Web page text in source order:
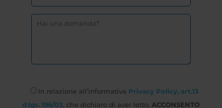
In relazione all’informativa Privacy Policy, art.13
d.lgs. 196/03 , che dichiaro di aver letto, ACCONSENTO